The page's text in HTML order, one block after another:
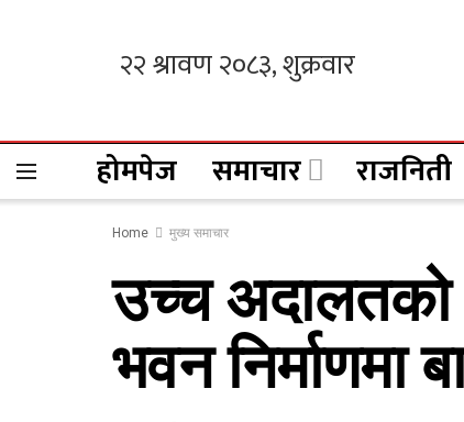
होमपेज समाचार राजनिती
Home मुख्य समाचार
उच्च अदालतको
भवन निर्माणमा